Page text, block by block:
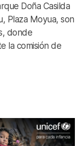
Doña Casilda
Plaza Moyua, son
donde
la comisión de